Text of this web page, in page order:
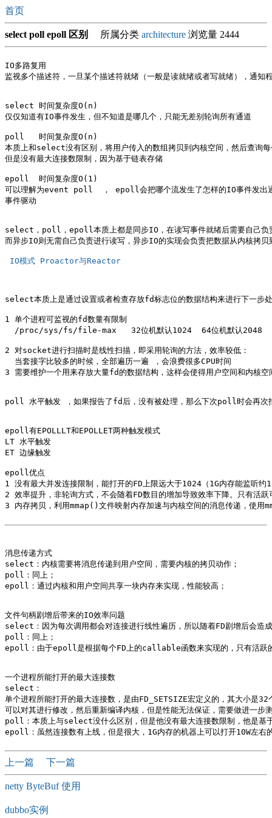
首页
select poll epoll 区别 所属分类 architecture 浏览量 2444
IO多路复用
监视多个描述符，一旦某个描述符就绪（一般是读就绪或者写就绪），通知
select 时间复杂度O(n)
仅仅知道有IO事件发生，但不知道是哪几个，只能无差别轮询所有通道
poll   时间复杂度O(n)
本质上和select没有区别，将用户传入的数组拷贝到内核空间，然后查询
但是没有最大连接数限制，因为基于链表存储
epoll  时间复杂度O(1)
可以理解为event poll  ， epoll会把哪个流发生了怎样的IO事件发出
事件驱动
select，poll，epoll本质上都是同步IO，在读写事件就绪后需要自己负
而异步IO则无需自己负责进行读写，异步IO的实现会负责把数据从内核拷贝
IO模式 Proactor与Reactor
select本质上是通过设置或者检查存放fd标志位的数据结构来进行下一步
1 单个进程可监视的fd数量有限制
  /proc/sys/fs/file-max   32位机默认1024  64位机默认2048
2 对socket进行扫描时是线性扫描，即采用轮询的方法，效率较低：
  当套接字比较多的时候，全部遍历一遍 ，会浪费很多CPU时间
3 需要维护一个用来存放大量fd的数据结构，这样会使得用户空间和内核空
poll 水平触发 ，如果报告了fd后，没有被处理，那么下次poll时会再次
epoll有EPOLLLT和EPOLLET两种触发模式
LT 水平触发
ET 边缘触发
epoll优点
1 没有最大并发连接限制，能打开的FD上限远大于1024（1G内存能监听约
2 效率提升，非轮询方式，不会随着FD数目的增加导致效率下降。只有活
3 内存拷贝，利用mmap()文件映射内存加速与内核空间的消息传递，使用
消息传递方式
select：内核需要将消息传递到用户空间，需要内核的拷贝动作；
poll：同上；
epoll：通过内核和用户空间共享一块内存来实现，性能较高；
文件句柄剧增后带来的IO效率问题
select：因为每次调用都会对连接进行线性遍历，所以随着FD剧增后会造
poll：同上；
epoll：由于epoll是根据每个FD上的callable函数来实现的，只有活跃
一个进程所能打开的最大连接数
select：
单个进程所能打开的最大连接数，是由FD_SETSIZE宏定义的，其大小是
可以对其进行修改，然后重新编译内核，但是性能无法保证，需要做进一步
poll：本质上与select没什么区别，但是他没有最大连接数限制，他是基
上一篇 下一篇
netty ByteBuf 使用
dubbo实例